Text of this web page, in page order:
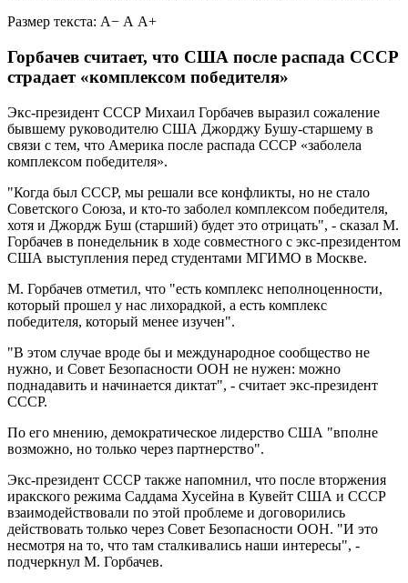
Размер текста: А− А А+
Горбачев считает, что США после распада СССР
страдает «комплексом победителя»
Экс-президент СССР Михаил Горбачев выразил сожаление
бывшему руководителю США Джорджу Бушу-старшему в
связи с тем, что Америка после распада СССР «заболела
комплексом победителя».
"Когда был СССР, мы решали все конфликты, но не стало
Советского Союза, и кто-то заболел комплексом победителя,
хотя и Джордж Буш (старший) будет это отрицать", - сказал М.
Горбачев в понедельник в ходе совместного с экс-президентом
США выступления перед студентами МГИМО в Москве.
М. Горбачев отметил, что "есть комплекс неполноценности,
который прошел у нас лихорадкой, а есть комплекс
победителя, который менее изучен".
"В этом случае вроде бы и международное сообщество не
нужно, и Совет Безопасности ООН не нужен: можно
поднадавить и начинается диктат", - считает экс-президент
СССР.
По его мнению, демократическое лидерство США "вполне
возможно, но только через партнерство".
Экс-президент СССР также напомнил, что после вторжения
иракского режима Саддама Хусейна в Кувейт США и СССР
взаимодействовали по этой проблеме и договорились
действовать только через Совет Безопасности ООН. "И это
несмотря на то, что там сталкивались наши интересы", -
подчеркнул М. Горбачев.